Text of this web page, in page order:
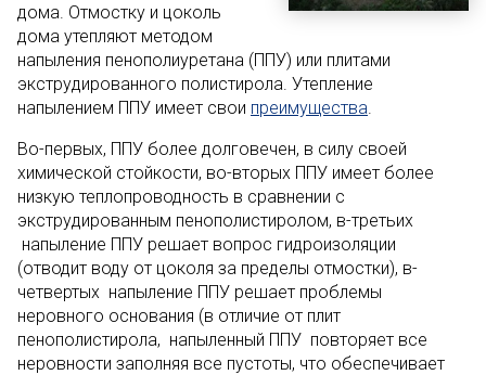
дома. Отмостку и цоколь
дома утепляют методом
напыления пенополиуретана (ППУ) или плитами
экструдированного полистирола. Утепление
напылением ППУ имеет свои преимущества.
Во-первых, ППУ более долговечен, в силу своей
химической стойкости, во-вторых ППУ имеет более
низкую теплопроводность в сравнении с
экструдированным пенополистиролом, в-третьих
напыление ППУ решает вопрос гидроизоляции
(отводит воду от цоколя за пределы отмостки), в-
четвертых напыление ППУ решает проблемы
неровного основания (в отличие от плит
пенополистирола, напыленный ППУ повторяет все
неровности заполняя все пустоты, что обеспечивает